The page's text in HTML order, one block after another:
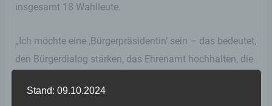
insgesamt 18 Wahlleute.
„Ich möchte eine ,Bürgerpräsidentin‘ sein – das bedeutet,
den Bürgerdialog stärken, das Ehrenamt hochhalten, die
und die Stärkung der Kommune als Säule unserer
Stand: 09.10.2024